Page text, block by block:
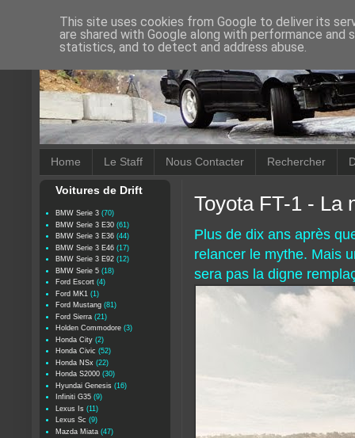
Home Le Staff Nous Contacter Rechercher
Toyota FT-1 - La
Plus de dix ans après
relancer le mythe. Mais
sera pas la digne
Voitures de Drift
BMW Serie 3 (70)
BMW Serie 3 E30 (61)
BMW Serie 3 E36 (44)
BMW Serie 3 E46 (17)
BMW Serie 3 E92 (12)
BMW Serie 5 (18)
Ford Escort (4)
Ford MK1 (1)
Ford Mustang (81)
Ford Sierra (21)
Holden Commodore (3)
Honda City (2)
Honda Civic (52)
Honda NSx (22)
Honda S2000 (30)
Hyundai Genesis (16)
Infiniti G35 (9)
Lexus Is (11)
Lexus Sc (9)
Mazda Miata (47)
This site uses cookies from Google to deliver its
are shared with Google along with performance
statistics, and to detect and address abuse.